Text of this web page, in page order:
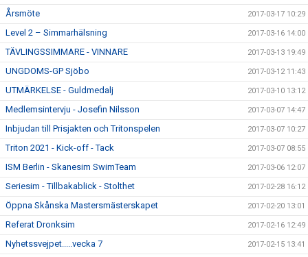
Årsmöte 2017-03-17 10:29
Level 2 – Simmarhälsning 2017-03-16 14:00
TÄVLINGSSIMMARE - VINNARE 2017-03-13 19:49
UNGDOMS-GP Sjöbo 2017-03-12 11:43
UTMÄRKELSE - Guldmedalj 2017-03-10 13:12
Medlemsintervju - Josefin Nilsson 2017-03-07 14:47
Inbjudan till Prisjakten och Tritonspelen 2017-03-07 10:27
Triton 2021 - Kick-off - Tack 2017-03-07 08:55
ISM Berlin - Skanesim SwimTeam 2017-03-06 12:07
Seriesim - Tillbakablick - Stolthet 2017-02-28 16:12
Öppna Skånska Mastersmästerskapet 2017-02-20 13:01
Referat Dronksim 2017-02-16 12:49
Nyhetssvejpet.....vecka 7 2017-02-15 13:41